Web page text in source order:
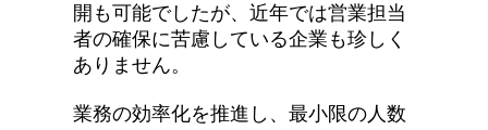
開も可能でしたが、近年では営業担当
者の確保に苦慮している企業も珍しく
ありません。
業務の効率化を推進し、最小限の人数